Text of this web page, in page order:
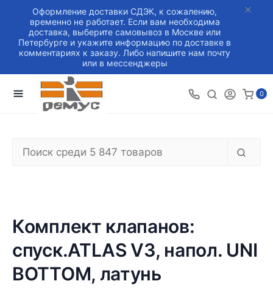
Оформление доставки СДЭК, к сожалению,
временно не работает. Если вам необходима
доставка, выберите самовывоз в Москве или
Петербурге и укажите информацию по доставке в
комментариях к заказу. Либо напишите нам почту
или в мессенджеры
0
Комплект клапанов:
спуск.ATLAS V3, напол. UNI
BOTTOM, латунь